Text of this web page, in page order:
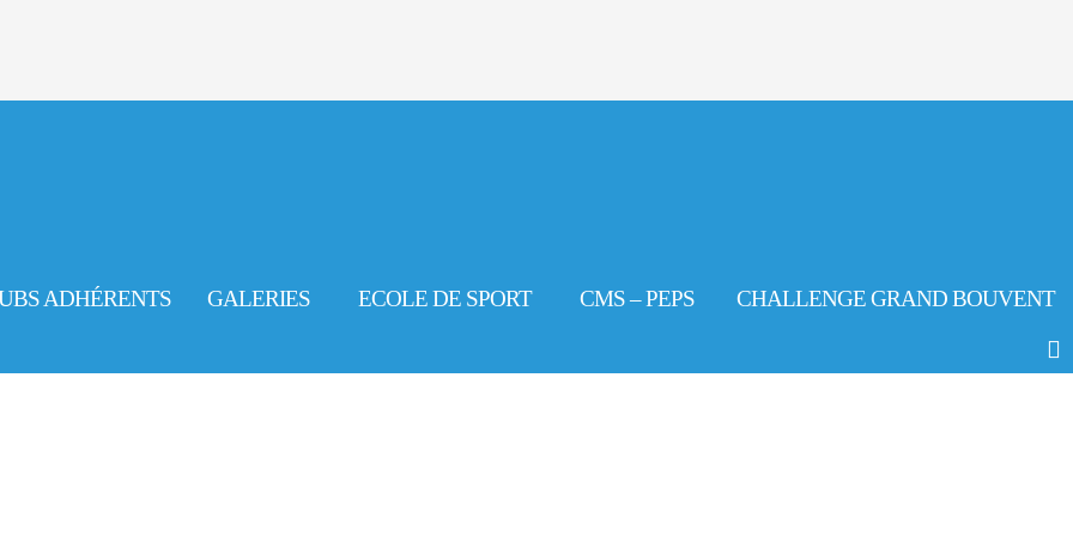
ADHÉRENTS GALERIES ECOLE DE SPORT CMS – PEPS CHALLENGE GRAND BOUVENT